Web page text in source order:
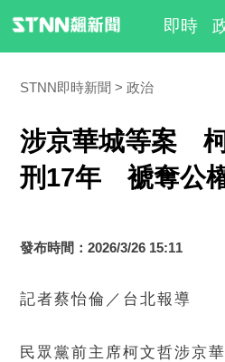
即時
STNN即時新聞 政治
涉京華城等案
刑17年 褫奪公
發布時間：2026/3/26 15:11
記者蔡怡倫／台北報導
民眾黨前主席柯文哲涉京